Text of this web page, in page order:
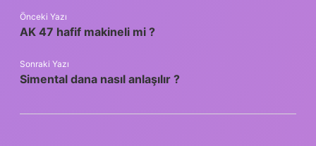
Önceki Yazı
AK 47 hafif makineli mi ?
Sonraki Yazı
Simental dana nasıl anlaşılır ?